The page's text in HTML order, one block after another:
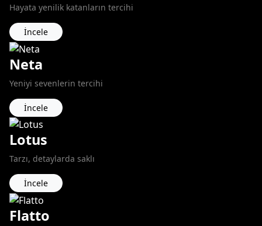
Hayata yenilik katanların tercihi
İncele
Neta
Yeniyi sevenlerin tercihi
İncele
Lotus
Tarzı, detaylarda saklı
İncele
Flatto